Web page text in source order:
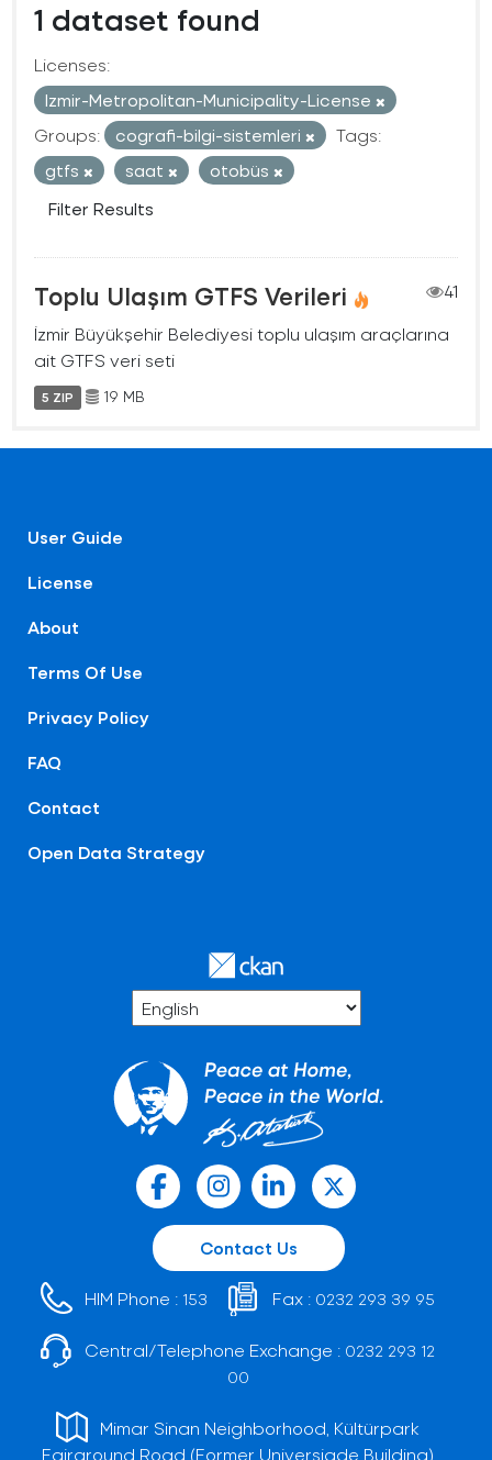
1 dataset found
Licenses:
Izmir-Metropolitan-Municipality-License
Groups:
cografi-bilgi-sistemleri
Tags:
gtfs
saat
otobüs
Filter Results
Toplu Ulaşım GTFS Verileri
41
İzmir Büyükşehir Belediyesi toplu ulaşım araçlarına
ait GTFS veri seti
5 ZIP 19 MB
User Guide
License
About
Terms Of Use
Privacy Policy
FAQ
Contact
Open Data Strategy
Contact Us
HIM Phone : 153 Fax : 0232 293 39 95
Central/Telephone Exchange : 0232 293 12
00
Mimar Sinan Neighborhood, Kültürpark
Fairground Road (Former Universiade Building)